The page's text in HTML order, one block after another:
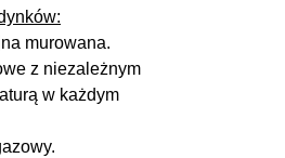
murowana.
z niezależnym
w każdym